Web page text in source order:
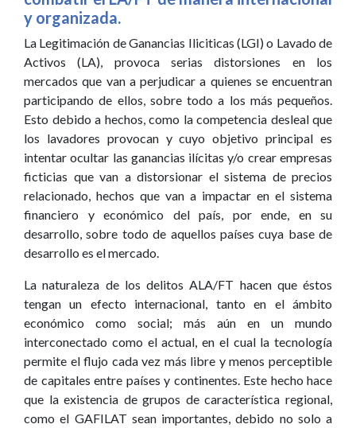
y organizada.
La Legitimación de Ganancias Iliciticas (LGI) o Lavado de
Activos (LA), provoca serias distorsiones en los
mercados que van a perjudicar a quienes se encuentran
participando de ellos, sobre todo a los más pequeños.
Esto debido a hechos, como la competencia desleal que
los lavadores provocan y cuyo objetivo principal es
intentar ocultar las ganancias ilícitas y/o crear empresas
ficticias que van a distorsionar el sistema de precios
relacionado, hechos que van a impactar en el sistema
financiero y económico del país, por ende, en su
desarrollo, sobre todo de aquellos países cuya base de
desarrollo es el mercado.
La naturaleza de los delitos ALA/FT hacen que éstos
tengan un efecto internacional, tanto en el ámbito
económico como social; más aún en un mundo
interconectado como el actual, en el cual la tecnología
permite el flujo cada vez más libre y menos perceptible
de capitales entre países y continentes. Este hecho hace
que la existencia de grupos de característica regional,
como el GAFILAT sean importantes, debido no solo a